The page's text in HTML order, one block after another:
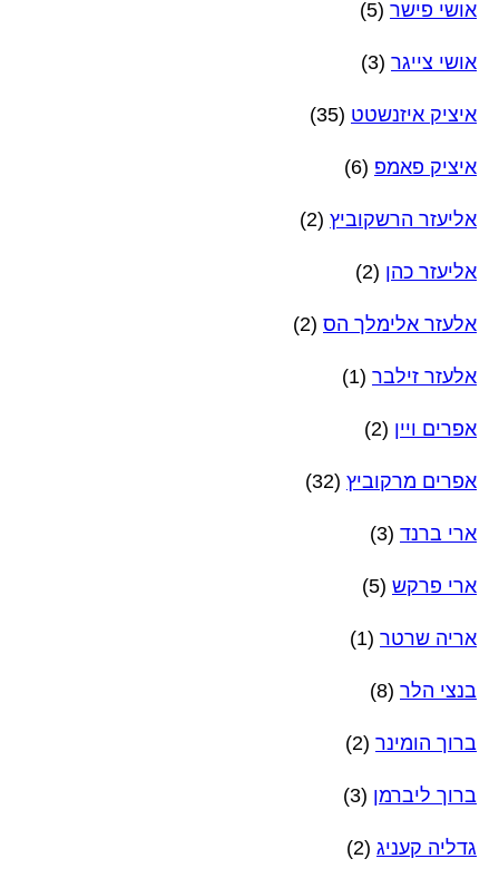
אושי פישר (5)
אושי צייגר (3)
איציק איזנשטט (35)
איציק פאמפ (6)
אליעזר הרשקוביץ (2)
אליעזר כהן (2)
אלעזר אלימלך הס (2)
אלעזר זילבר (1)
אפרים ויין (2)
אפרים מרקוביץ (32)
ארי ברנד (3)
ארי פרקש (5)
אריה שרטר (1)
בנצי הלר (8)
ברוך הומינר (2)
ברוך ליברמן (3)
גדליה קעניג (2)